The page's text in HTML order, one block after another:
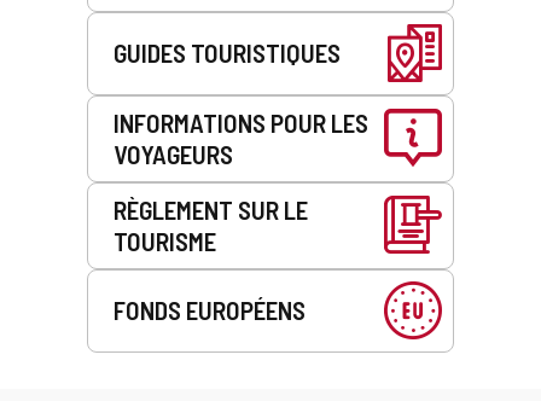
GUIDES TOURISTIQUES
INFORMATIONS POUR LES
VOYAGEURS
RÈGLEMENT SUR LE
TOURISME
FONDS EUROPÉENS